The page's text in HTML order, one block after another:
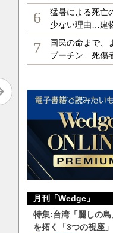
6
猛暑による死亡
少ない理由…建
7
国民の命まで、
プーチン…死傷
月刊「Wedge」
特集:台湾「麗しの
を拓く「3つの視座」